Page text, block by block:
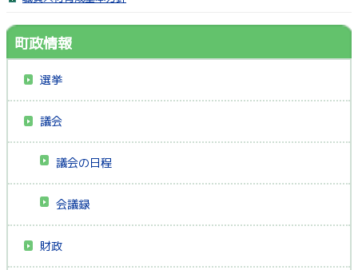
町政情報
選挙
議会
議会の日程
会議録
財政